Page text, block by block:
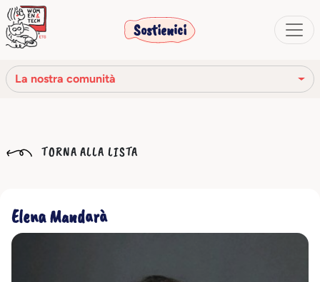
Sostienici
La nostra comunità
La nostra storia
TORNA ALLA LISTA
Elena Mandarà